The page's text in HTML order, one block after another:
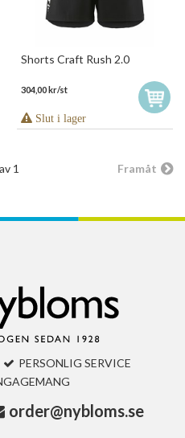
Shorts Craft Rush 2.0
304,00 kr/st
Slut i lager
1 Framåt
PERSONLIG SERVICE
order@nybloms.se